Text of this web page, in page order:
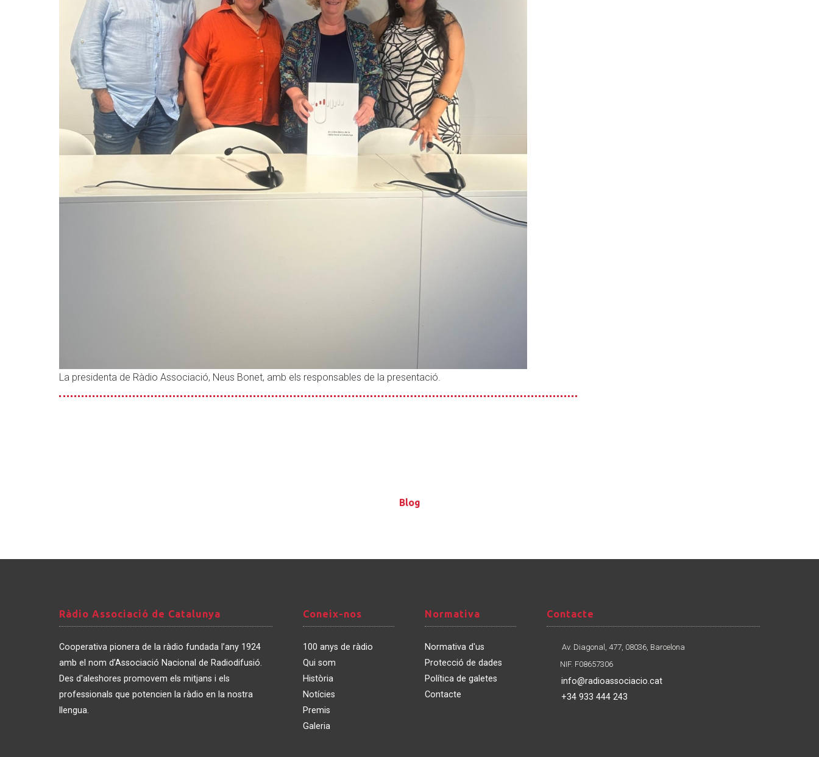
La presidenta de Ràdio Associació, Neus Bonet, amb els responsables de la presentació.
Blog
Blog
Ràdio
Associació
de
Catalunya
Ràdio Associació de Catalunya
Cooperativa pionera de la ràdio fundada l’any 1924
amb el nom d’Associació Nacional de Radiodifusió.
Des d'aleshores promovem els mitjans i els
professionals que potencien la ràdio en la nostra
llengua.
Coneix-
nos
Coneix-nos
100 anys de ràdio
Qui som
Història
Notícies
Premis
Galeria
Normativa
Normativa
Normativa d'us
Protecció de dades
Política de galetes
Contacte
Contacte
Contacte
Av. Diagonal, 477, 08036, Barcelona
NIF. F08657306
info@radioassociacio.cat
+34 933 444 243